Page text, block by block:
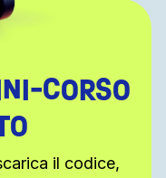
CORSO
il codice,